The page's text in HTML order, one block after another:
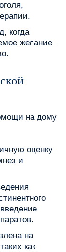
когда
желание
на дому
оценку
и
на
как